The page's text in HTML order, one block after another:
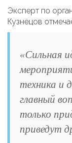
Эксперт по
Кузнецов
«Сильная
техника и
главный
только
приведут